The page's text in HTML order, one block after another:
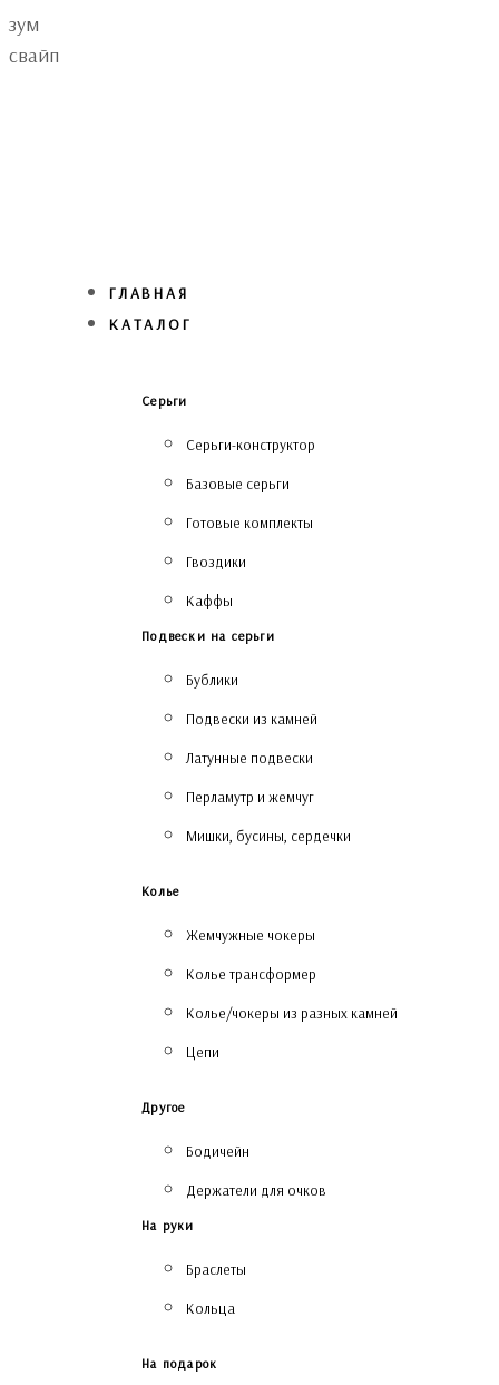
Skip
links
Skip
to
зум
свайп
ГЛАВНАЯ
КАТАЛОГ
Серьги
Серьги-конструктор
Базовые серьги
Готовые комплекты
Гвоздики
Каффы
Подвески на серьги
Бублики
Подвески из камней
Латунные подвески
Перламутр и жемчуг
Мишки, бусины, сердечки
Колье
Жемчужные чокеры
Колье трансформер
Колье/чокеры из разных камней
Цепи
Другое
Бодичейн
Держатели для очков
На руки
Браслеты
Кольца
На подарок